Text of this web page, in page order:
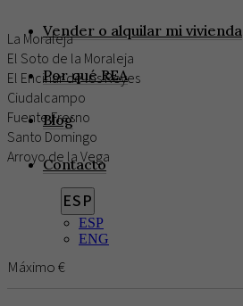
Vender o alquilar mi vivienda
Por qué REA
Blog
Contacto
ESP
ESP
ENG
La Moraleja
El Soto de la Moraleja
El Encinar de los Reyes
Ciudalcampo
Fuente Fresno
Santo Domingo
Arroyo de la Vega